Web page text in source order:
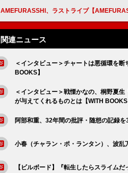
AMEFURASSHI、ラストライブ【AMEFURASSHI IS HERE】U-NEXT独占ライブ
関連ニュース
＜インタビュー＞チャートは悪循環を
BOOKS】
＜インタビュー＞戦慄かなの、桐野夏
が与えてくれるものとは【WITH BOOKS
阿部和重、32年間の批評・随想の記録を
小春（チャラン・ポ・ランタン）、波
【ビルボード】『転生したらスライム